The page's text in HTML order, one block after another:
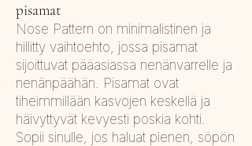
pisamat
Nose Pattern on minimalistinen ja
hillitty vaihtoehto, jossa pisamat
sijoittuvat pääasiassa nenänvarrelle ja
nenänpäähän. Pisamat ovat
tiheimmillään kasvojen keskellä ja
häivyttyvät kevyesti poskia kohti.
Sopii sinulle, jos haluat pienen, söpön